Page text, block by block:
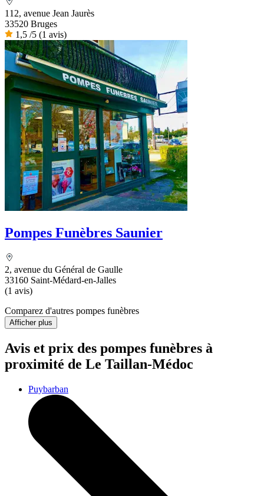
112, avenue Jean Jaurès
33520 Bruges
1,5 /5 (1 avis)
Pompes Funèbres Saunier
2, avenue du Général de Gaulle
33160 Saint-Médard-en-Jalles
(1 avis)
Comparez d'autres pompes funèbres
Afficher plus
Avis et prix des pompes funèbres à
proximité de Le Taillan-Médoc
Puybarban